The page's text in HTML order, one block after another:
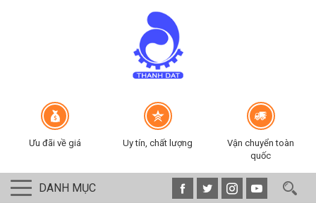
Ưu đãi về giá Uy tín, chất lượng
Vận chuyển toàn
quốc
DANH MỤC